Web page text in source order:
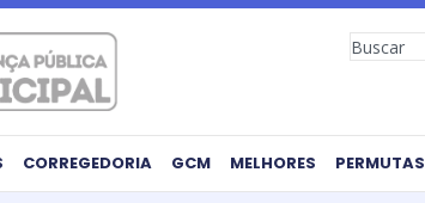
Search
CORREGEDORIA GCM MELHORES PERMUTAS